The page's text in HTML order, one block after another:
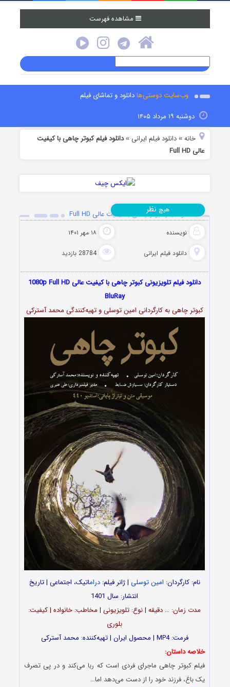
مشاهده فهرست
وب‌سایت دوستی‌هادانلود و تماشای فیلم
دوشنبه ۱۹ مرداد ۱۴۰۵
خانه »دانلود فیلم‌ ایرانی »دانلود فیلم کبوتر چاهی با کیفیت
عالی Full HD
دانلود فیلم کبوتر چاهی با کیفیت عالی Full HD
نویسنده ۱۸ مهر ۱۴۰۱
دانلود فیلم‌ ایرانی 28784 بازدید
هیچ نظر
دانلود فیلم تلویزیونی کبوتر چاهی با کیفیت عالی 1080p Full HD
BluRay
کبوتر چاهی به کارگردانی امین توسلی و تهیه‎‌‌کنندگی محمد آسترکی
نام: کارگردان: امین توسلی | ژانر فیلم:دراماتیک، اجتماعی | تاریخ
انتشار: سال 1401
مدت‌‌ زمان: … دقیقه | نوع: تلویزیونی | مخاطب: خانواده | کیفیت:
بلوری
فرمت: MP4 | محصول ایران | تهیه‎‌‌کننده: محمد آسترکی
خلاصه داستان:
فیلم کبوتر چاهی ماجرای فردی است که ربا می‌کند و در پی تصرف
یک باغ، فرزند خود را از دست می‌دهد اما…